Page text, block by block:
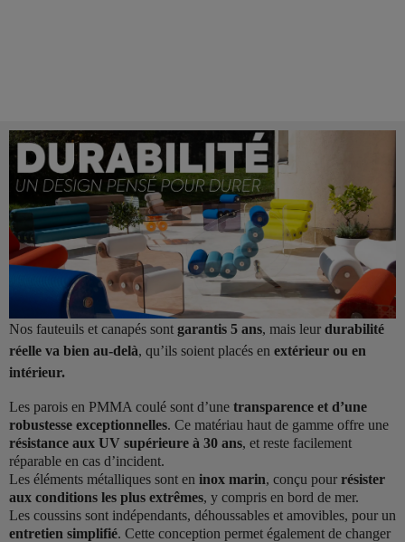
Nos fauteuils et canapés sont garantis 5 ans, mais leur durabilité
réelle va bien au-delà, qu’ils soient placés en extérieur ou en
intérieur.
Les parois en PMMA coulé sont d’une transparence et d’une
robustesse exceptionnelles. Ce matériau haut de gamme offre une
résistance aux UV supérieure à 30 ans, et reste facilement
réparable en cas d’incident.
Les éléments métalliques sont en inox marin, conçu pour résister
aux conditions les plus extrêmes, y compris en bord de mer.
Les coussins sont indépendants, déhoussables et amovibles, pour un
entretien simplifié. Cette conception permet également de changer